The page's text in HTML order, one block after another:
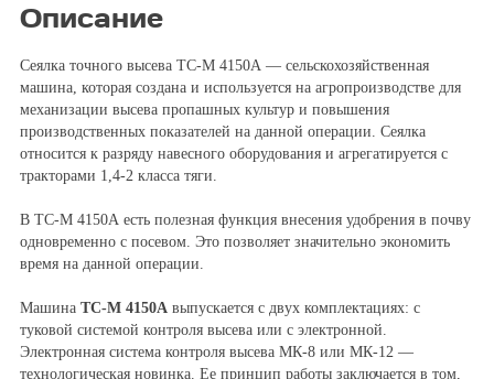
Описание
Сеялка точного высева ТС-М 4150А — сельскохозяйственная
машина, которая создана и используется на агропроизводстве для
механизации высева пропашных культур и повышения
производственных показателей на данной операции. Сеялка
относится к разряду навесного оборудования и агрегатируется с
тракторами 1,4-2 класса тяги.
В ТС-М 4150А есть полезная функция внесения удобрения в почву
одновременно с посевом. Это позволяет значительно экономить
время на данной операции.
Машина ТС-М 4150А выпускается с двух комплектациях: с
туковой системой контроля высева или с электронной.
Электронная система контроля высева МК-8 или МК-12 —
технологическая новинка. Ее принцип работы заключается в том,